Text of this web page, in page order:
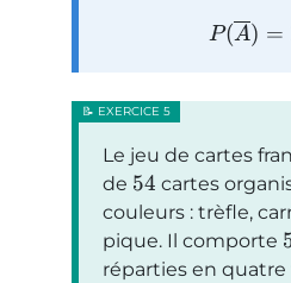
P(A) =
Le jeu de cartes
de 54 cartes
couleurs : trèfle,
pique. Il comporte
réparties en quatre